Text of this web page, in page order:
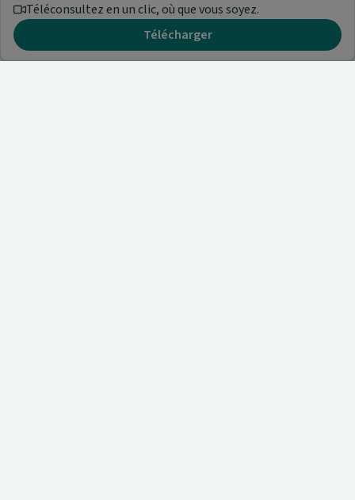
Téléconsultez en un clic, où que vous soyez.
Télécharger